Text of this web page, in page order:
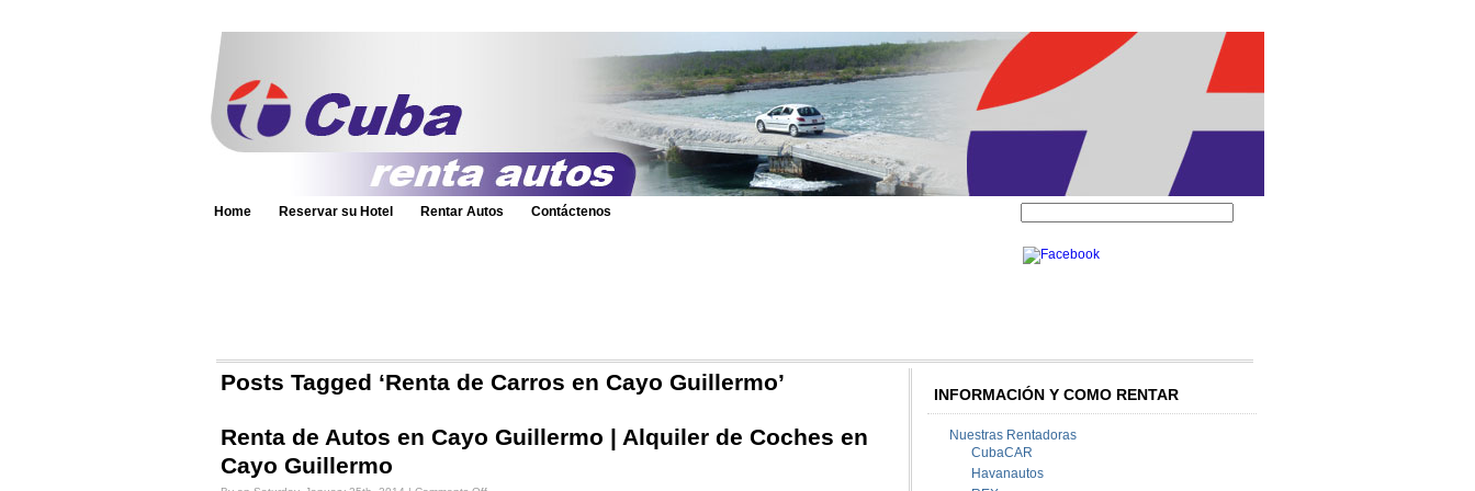
Home Reservar su Hotel Rentar Autos Contáctenos
Posts Tagged ‘Renta de Carros en Cayo Guillermo’
Renta de Autos en Cayo Guillermo | Alquiler de Coches en
Cayo Guillermo
INFORMACIÓN Y COMO RENTAR
Nuestras Rentadoras
CubaCAR
Havanautos